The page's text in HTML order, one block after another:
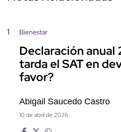
1 Bienestar
Declaración anual
tarda el SAT en
favor?
Abigail Saucedo Castro
10 de abril de 2026